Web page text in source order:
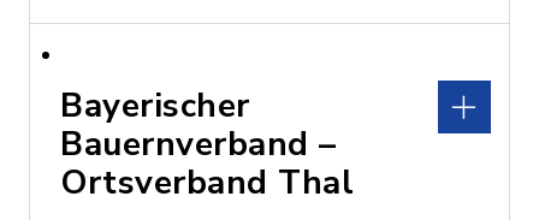
Bayerischer
Bauernverband –
Ortsverband Thal